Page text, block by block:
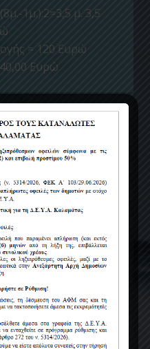
1μ.):2=3,5 μ. 3,5
= 120 Ευρώ
Ευρώ
€/μ². Τα επόμενα
πλέον των
€ 100μ² Χ 7,00/μ² =
630,00 €
Ευρώ
Σύνδεσης =
Ευρώ